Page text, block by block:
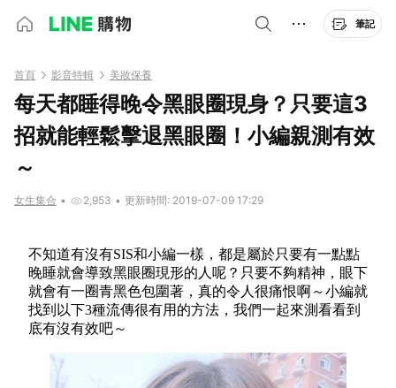
筆記
首頁 影音特輯 美妝保養
每天都睡得晚令黑眼圈現身？只要這3
招就能輕鬆擊退黑眼圈！小編親測有效
～
女生集合 • 2,953 • 更新時間: 2019-07-09 17:29
不知道有沒有SIS和小編一樣，都是屬於只要有一點點
晚睡就會導致黑眼圈現形的人呢？只要不夠精神，眼下
就會有一圈青黑色包圍著，真的令人很痛恨啊～小編就
找到以下3種流傳很有用的方法，我們一起來測看看到
底有沒有效吧～